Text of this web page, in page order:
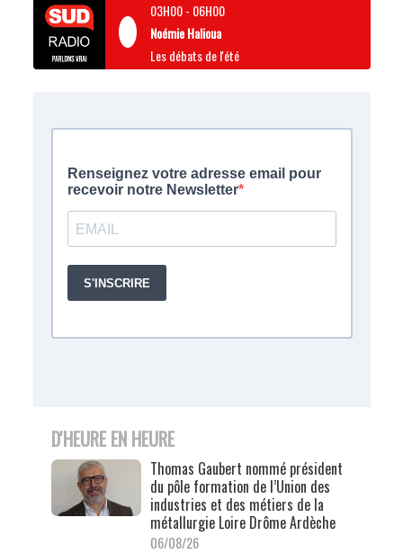
03H00- 06H00
Noémie Halioua
Les débats de l'été
D'HEURE EN HEURE
Thomas Gaubert nommé président
du pôle formation de l’Union des
industries et des métiers de la
métallurgie Loire Drôme Ardèche
06/08/26